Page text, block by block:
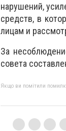
нарушений,
средств, в
лицам и
За
совета
Якщо ви помітили